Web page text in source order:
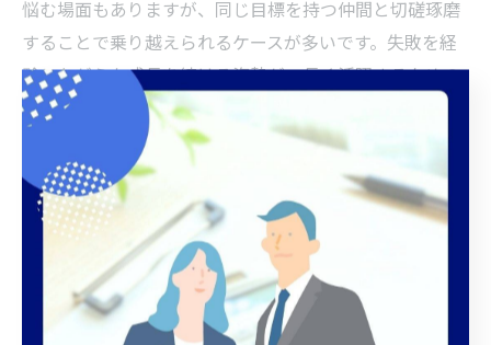
悩む場面もありますが、同じ目標を持つ仲間と切磋琢磨
することで乗り越えられるケースが多いです。失敗を経
験しながらも成長を続ける姿勢が、長く活躍するための
カギとなります。
柏市で両立支援が充実したＦＰ求人の選び方
柏市で家事や育児と両立しやすいＦＰ求人を選ぶ際は、
柔軟な勤務体系や福利厚生の充実度を重視しましょう。
具体的には、時短勤務やフレックス制度、在宅ワーク可
能な求人が増えているため、自分のライフスタイルに合